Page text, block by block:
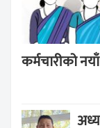
कर्मचारीको